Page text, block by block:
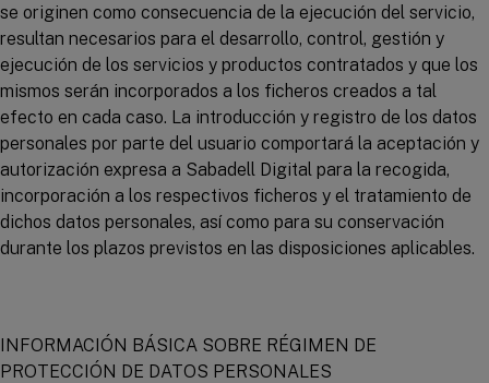
se originen como consecuencia de la ejecución del servicio,
resultan necesarios para el desarrollo, control, gestión y
ejecución de los servicios y productos contratados y que los
mismos serán incorporados a los ficheros creados a tal
efecto en cada caso. La introducción y registro de los datos
personales por parte del usuario comportará la aceptación y
autorización expresa a Sabadell Digital para la recogida,
incorporación a los respectivos ficheros y el tratamiento de
dichos datos personales, así como para su conservación
durante los plazos previstos en las disposiciones aplicables.
INFORMACIÓN BÁSICA SOBRE RÉGIMEN DE
PROTECCIÓN DE DATOS PERSONALES